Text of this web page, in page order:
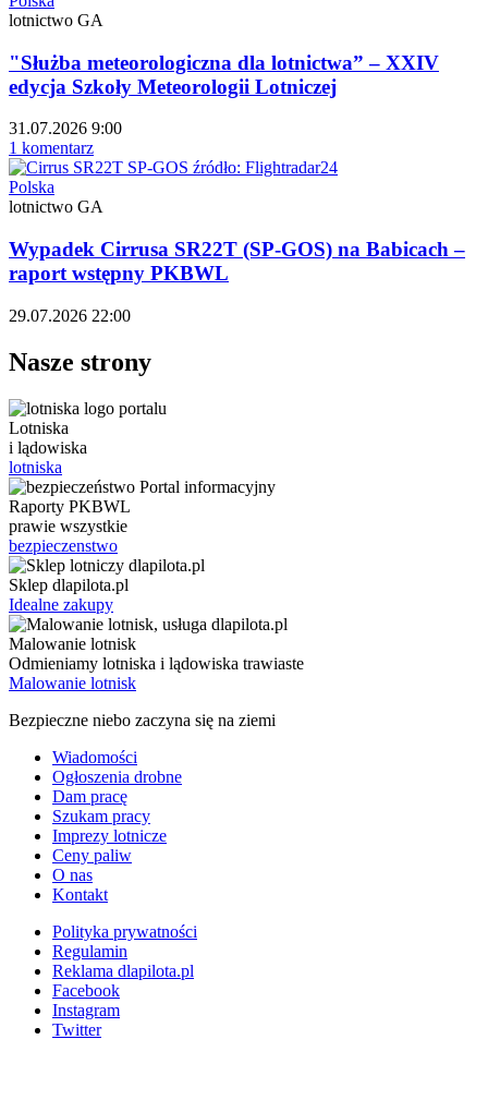
lotnictwo GA
"Służba meteorologiczna dla lotnictwa” – XXIV
edycja Szkoły Meteorologii Lotniczej
31.07.2026 9:00
1 komentarz
Polska
lotnictwo GA
Wypadek Cirrusa SR22T (SP-GOS) na Babicach –
raport wstępny PKBWL
29.07.2026 22:00
Nasze strony
Lotniska
i lądowiska
lotniska
Raporty PKBWL
prawie wszystkie
bezpieczenstwo
Sklep dlapilota.pl
Idealne zakupy
Malowanie lotnisk
Odmieniamy lotniska i lądowiska trawiaste
Malowanie lotnisk
Bezpieczne niebo zaczyna się na ziemi
Wiadomości
Ogłoszenia drobne
Dam pracę
Szukam pracy
Imprezy lotnicze
Ceny paliw
O nas
Kontakt
Polityka prywatności
Regulamin
Reklama dlapilota.pl
Facebook
Instagram
Twitter